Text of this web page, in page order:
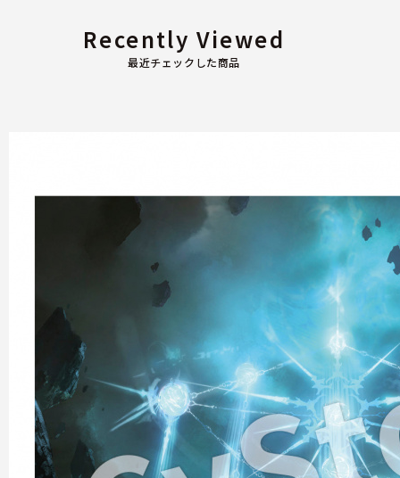
最近チェックした商品
Recently Viewed